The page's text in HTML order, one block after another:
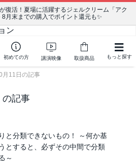
復活！夏場に活躍するジェルクリーム「アク
月末までの購入でポイント還元も✨
初めての方 講演映像 取扱商品 もっと探す
月11日の記事
の記事
と分類できないもの！ ～何か基
とすると、必ずその中間で分類
～